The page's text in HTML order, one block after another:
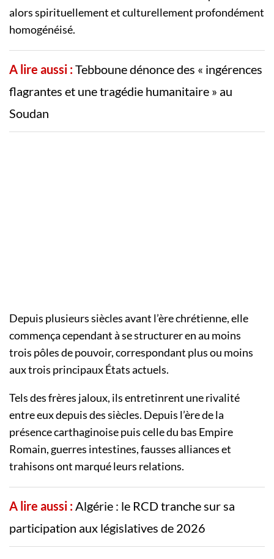
alors spirituellement et culturellement profondément
homogénéisé.
A lire aussi :Tebboune dénonce des « ingérences
flagrantes et une tragédie humanitaire » au
Soudan
Depuis plusieurs siècles avant l’ère chrétienne, elle
commença cependant à se structurer en au moins
trois pôles de pouvoir, correspondant plus ou moins
aux trois principaux États actuels.
Tels des frères jaloux, ils entretinrent une rivalité
entre eux depuis des siècles. Depuis l’ère de la
présence carthaginoise puis celle du bas Empire
Romain, guerres intestines, fausses alliances et
trahisons ont marqué leurs relations.
A lire aussi : Algérie : le RCD tranche sur sa
participation aux législatives de 2026